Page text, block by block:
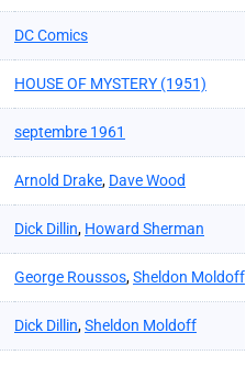
DC Comics
HOUSE OF MYSTERY (1951)
septembre 1961
Arnold Drake, Dave Wood
Dick Dillin, Howard Sherman
George Roussos,Sheldon Moldoff
Dick Dillin,Sheldon Moldoff